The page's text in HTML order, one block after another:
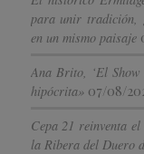
para unir tradición,
en un mismo paisaje
Ana Brito, ‘El
hipócrita» 07/08/
Cepa 21 reinventa
la Ribera del Duero